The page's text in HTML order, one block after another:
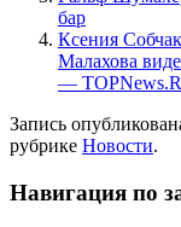
бар
Ксения
Малахова
—
Запись
рубрике Новости.
Навигация по